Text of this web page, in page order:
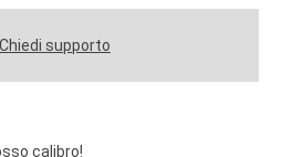
Chiedi supporto
calibro!